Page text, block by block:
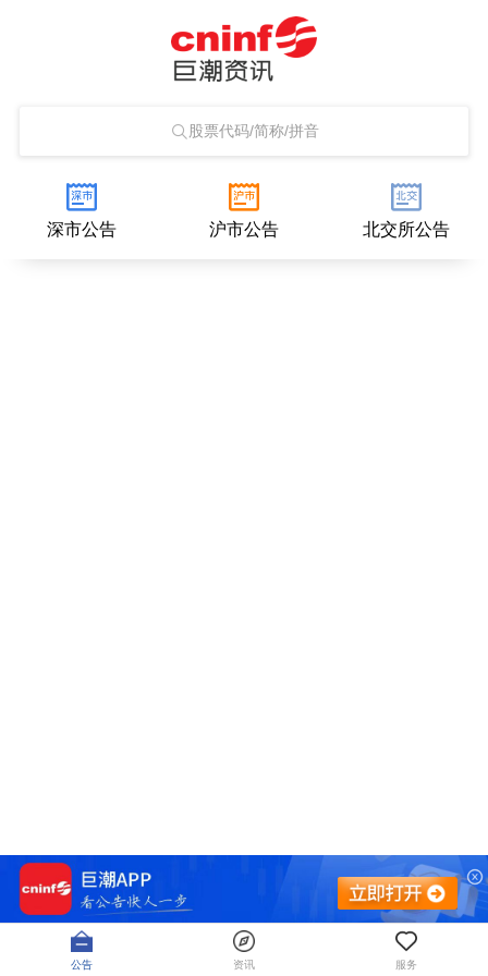
股票代码/简称/拼音
深市公告 沪市公告 北交所公告
公告 资讯 服务